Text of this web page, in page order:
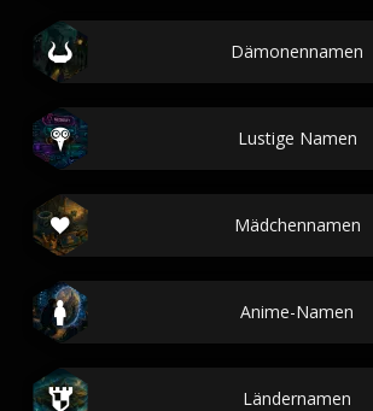
Dämonennamen
Lustige Namen
Mädchennamen
Anime-Namen
Ländernamen